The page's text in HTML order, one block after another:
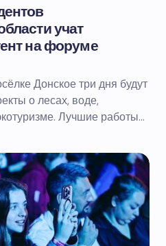
учат
на форуме
Донское три дня будут
о лесах, воде,
Лучшие работы…